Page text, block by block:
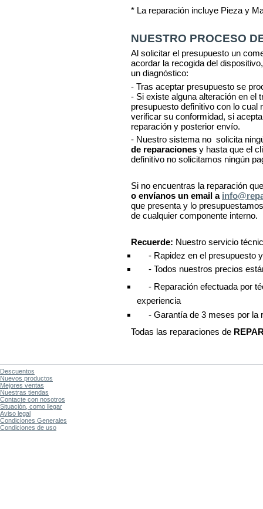
* La reparación incluye Pieza y
NUESTRO PROCESO
Al solicitar el presupuesto un
acordar la recogida del
un diagnóstico:
- Tras aceptar presupuesto se
- Si existe alguna alteración en el
presupuesto definitivo con lo
verificar su conformidad, si
reparación y posterior envío.
- Nuestro sistema no solicita
de reparaciones y hasta que el
definitivo no solicitamos ningún
Si no encuentras la reparación
o envíanos un email a
que presenta y lo
de cualquier componente
Recuerde: Nuestro servicio
- Rapidez en el presupuesto
 - Todos nuestros precios
 - Reparación efectuada por
experiencia
 - Garantía de 3 meses por la
Todas las reparaciones de
Descuentos
Nuevos productos
Mejores ventas
Nuestras tiendas
Contacte con nosotros
Situación, como llegar
Aviso legal
Condiciones Generales
Condiciones de uso